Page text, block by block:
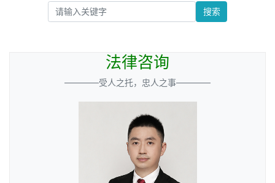
搜索
法律咨询
————受人之托，忠人之事————